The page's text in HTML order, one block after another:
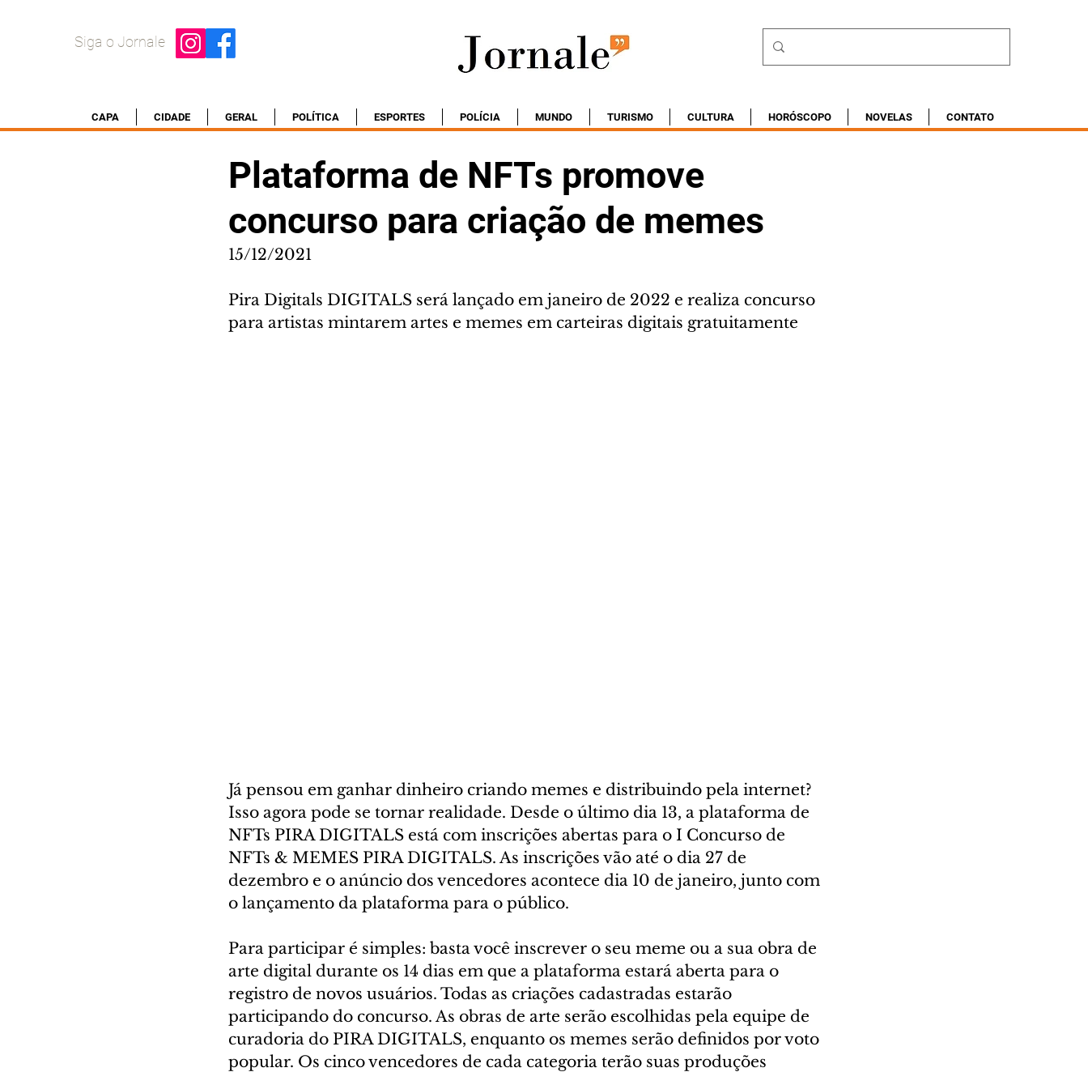
Siga o Jornale
CAPA CIDADE GERAL POLÍTICA ESPORTES POLÍCIA MUNDO TURISMO CULTURA HORÓSCOPO NOVELAS CONTATO
Plataforma de NFTs promove
concurso para criação de memes
15/12/2021
Pira Digitals DIGITALS será lançado em janeiro de 2022 e realiza concurso
para artistas mintarem artes e memes em carteiras digitais gratuitamente
Já pensou em ganhar dinheiro criando memes e distribuindo pela internet?
Isso agora pode se tornar realidade. Desde o último dia 13, a plataforma de
NFTs PIRA DIGITALS está com inscrições abertas para o I Concurso de
NFTs & MEMES PIRA DIGITALS. As inscrições vão até o dia 27 de
dezembro e o anúncio dos vencedores acontece dia 10 de janeiro, junto com
o lançamento da plataforma para o público.
Para participar é simples: basta você inscrever o seu meme ou a sua obra de
arte digital durante os 14 dias em que a plataforma estará aberta para o
registro de novos usuários. Todas as criações cadastradas estarão
participando do concurso. As obras de arte serão escolhidas pela equipe de
curadoria do PIRA DIGITALS, enquanto os memes serão definidos por voto
popular. Os cinco vencedores de cada categoria terão suas produções